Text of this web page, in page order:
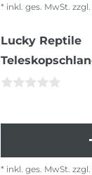
* inkl. ges. MwSt. zzgl.
Lucky Reptile
* inkl. ges. MwSt. zzgl.